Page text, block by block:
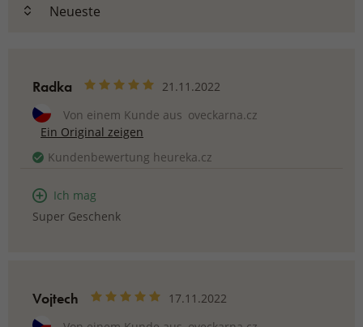
Radka
21.11.2022
Von einem Kunde aus oveckarna.cz
Ein Original zeigen
Kundenbewertung heureka.cz
Ich mag
Super Geschenk
Vojtech
17.11.2022